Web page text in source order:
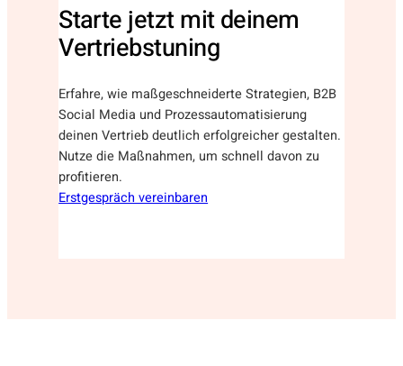
Starte jetzt mit deinem
Vertriebstuning
Erfahre, wie maßgeschneiderte Strategien, B2B
Social Media und Prozessautomatisierung
deinen Vertrieb deutlich erfolgreicher gestalten.
Nutze die Maßnahmen, um schnell davon zu
profitieren.
Erstgespräch vereinbaren